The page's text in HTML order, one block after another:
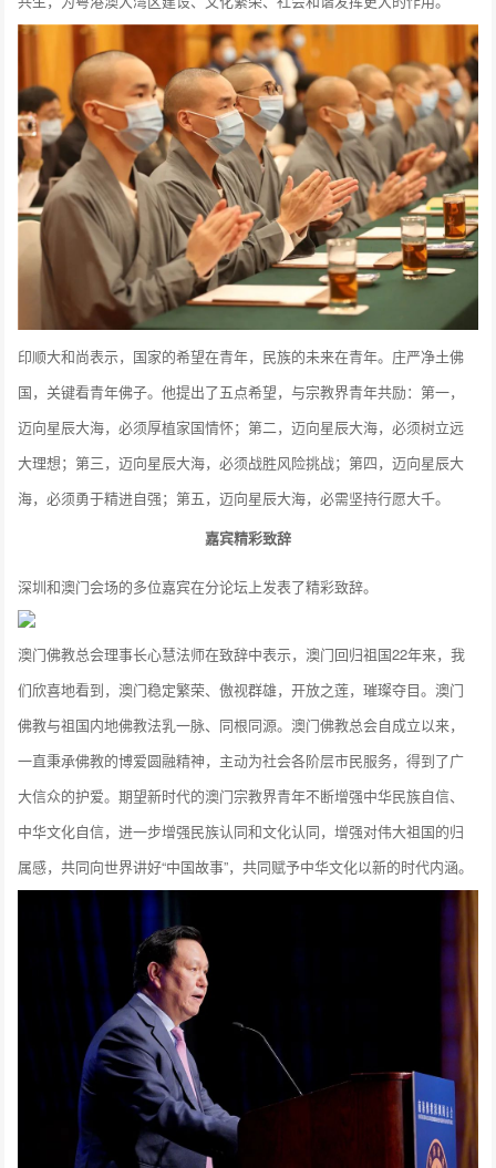
印顺大和尚表示，国家的希望在青年，民族的未来在青年。庄严净土佛
国，关键看青年佛子。他提出了五点希望，与宗教界青年共励：第一，
迈向星辰大海，必须厚植家国情怀；第二，迈向星辰大海，必须树立远
大理想；第三，迈向星辰大海，必须战胜风险挑战；第四，迈向星辰大
海，必须勇于精进自强；第五，迈向星辰大海，必需坚持行愿大千。
嘉宾精彩致辞
深圳和澳门会场的多位嘉宾在分论坛上发表了精彩致辞。
澳门佛教总会理事长心慧法师在致辞中表示，澳门回归祖国22年来，我
们欣喜地看到，澳门稳定繁荣、傲视群雄，开放之莲，璀璨夺目。澳门
佛教与祖国内地佛教法乳一脉、同根同源。澳门佛教总会自成立以来，
一直秉承佛教的博爱圆融精神，主动为社会各阶层市民服务，得到了广
大信众的护爱。期望新时代的澳门宗教界青年不断增强中华民族自信、
中华文化自信，进一步增强民族认同和文化认同，增强对伟大祖国的归
属感，共同向世界讲好“中国故事”，共同赋予中华文化以新的时代内涵。